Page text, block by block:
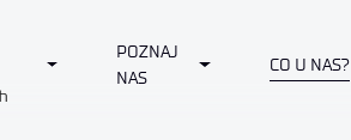
Toggle Dropdown
POZNAJ
NAS
Toggle Dropdown
CO U NAS?